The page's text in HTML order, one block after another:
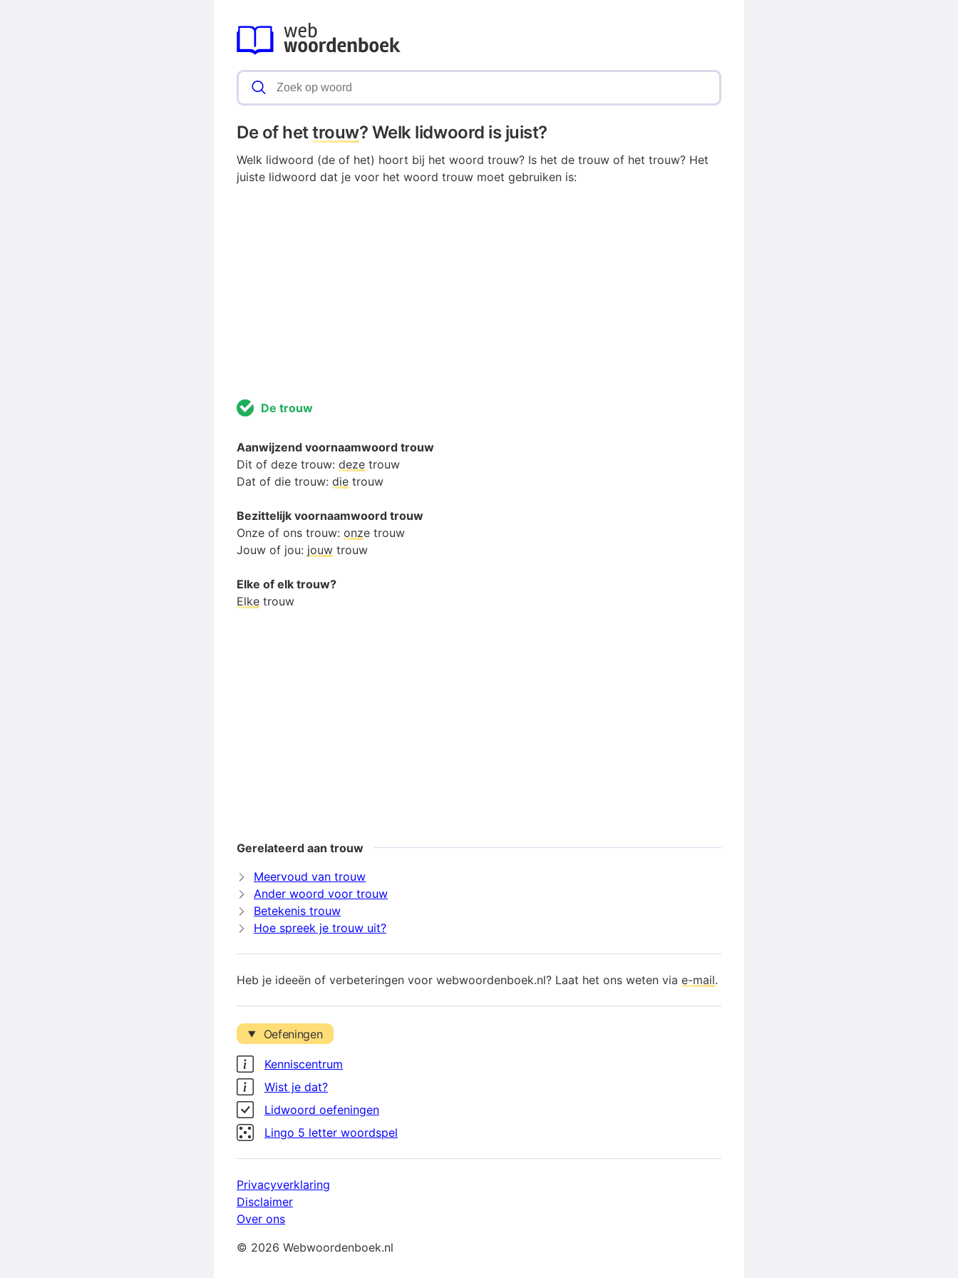
De of hettrouw? Welk lidwoord is juist?
Welk lidwoord (de of het) hoort bij het woord trouw? Is het de trouw of het trouw? Het
juiste lidwoord dat je voor het woord trouw moet gebruiken is:
De trouw
Aanwijzend voornaamwoord trouw
Dit of deze trouw: deze trouw
Dat of die trouw: die trouw
Bezittelijk voornaamwoord trouw
Onze of ons trouw: onze trouw
Jouw of jou: jouw trouw
Elke of elk trouw?
Elke trouw
Gerelateerd aan trouw
Meervoud van trouw
Ander woord voor trouw
Betekenis trouw
Hoe spreek je trouw uit?
Heb je ideeën of verbeteringen voor webwoordenboek.nl? Laat het ons weten via e-mail.
Oefeningen
Kenniscentrum
Wist je dat?
Lidwoord oefeningen
Lingo 5 letter woordspel
Privacyverklaring
Disclaimer
Over ons
© 2026 Webwoordenboek.nl